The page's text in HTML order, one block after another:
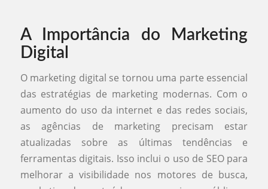
A Importância do Marketing
Digital
O marketing digital se tornou uma parte essencial
das estratégias de marketing modernas. Com o
aumento do uso da internet e das redes sociais,
as agências de marketing precisam estar
atualizadas sobre as últimas tendências e
ferramentas digitais. Isso inclui o uso de SEO para
melhorar a visibilidade nos motores de busca,